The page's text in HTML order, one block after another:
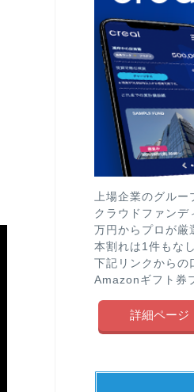
上場企業のグル
クラウドファンデ
万円からプロが厳
本割れは1件もな
下記リンクから
Amazonギフト券
詳細ページ